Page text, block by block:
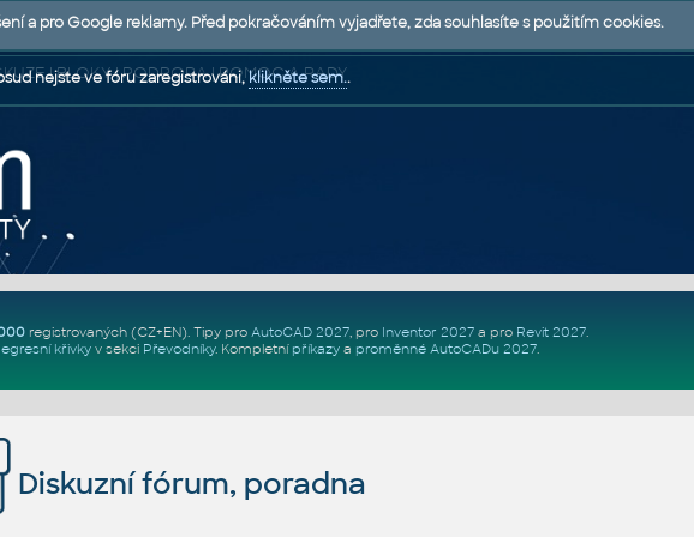
| BLOKY | PODPORA | POMOC A RADY
registrovaných (CZ+EN). Tipy pro AutoCAD 2027, pro Inventor 2027a pro Revit 2027.
křivkyv sekci Převodníky. Kompletní příkazya proměnné AutoCADu 2027.
Diskuzní fórum, poradna
a pro Google reklamy. Před pokračováním vyjadřete, zda souhlasíte s použitím cookies.
nejste ve fóru zaregistrováni,klikněte sem..